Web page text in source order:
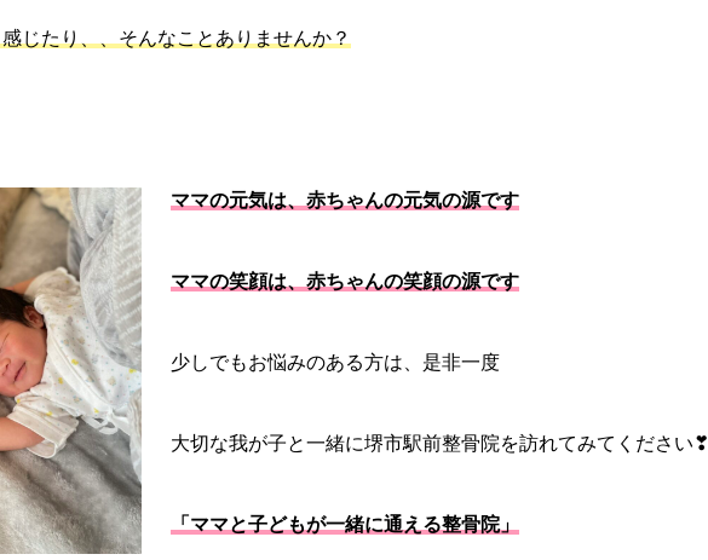
じたり、、そんなことありませんか？
ママの元気は、赤ちゃんの元気の源です
ママの笑顔は、赤ちゃんの笑顔の源です
少しでもお悩みのある方は、是非一度
大切な我が子と一緒に堺市駅前整骨院を訪れてみてください❣
「ママと子どもが一緒に通える整骨院」